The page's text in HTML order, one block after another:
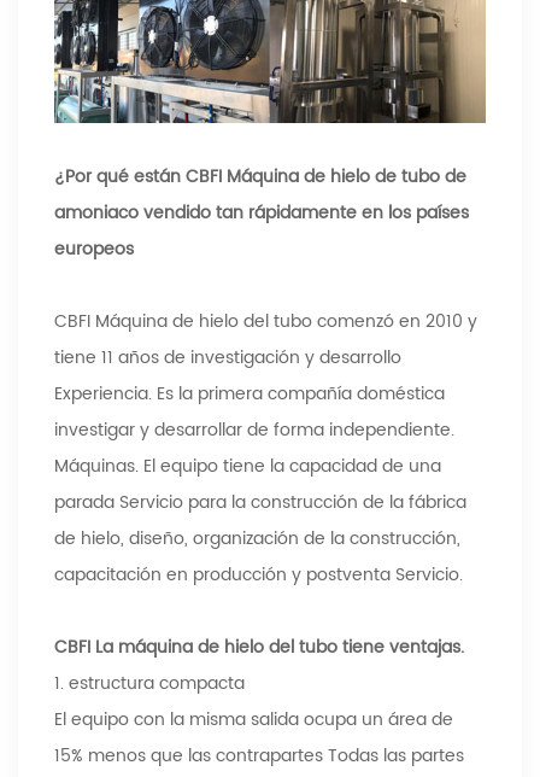
¿Por qué están CBFI Máquina de hielo de tubo de
amoniaco vendido tan rápidamente en los países
europeos
CBFI Máquina de hielo del tubo comenzó en 2010 y
tiene 11 años de investigación y desarrollo
Experiencia. Es la primera compañía doméstica
investigar y desarrollar de forma independiente.
Máquinas. El equipo tiene la capacidad de una
parada Servicio para la construcción de la fábrica
de hielo, diseño, organización de la construcción,
capacitación en producción y postventa Servicio.
CBFI La máquina de hielo del tubo tiene ventajas.
1. estructura compacta
El equipo con la misma salida ocupa un área de
15% menos que las contrapartes Todas las partes